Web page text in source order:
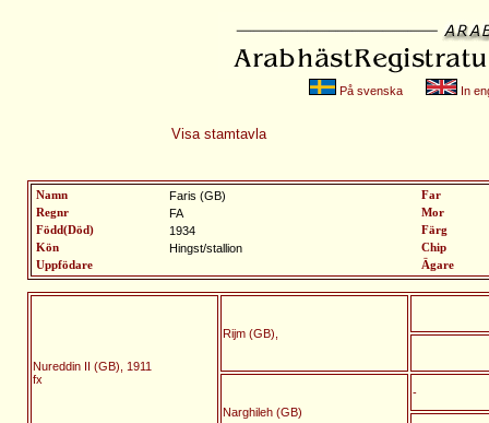
På svenska In
Visa stamtavla
Namn Faris (GB)
Far
Regnr
FA
Mor
Född(Död)
1934
Färg
Kön
Hingst/stallion
Chip
Uppfödare
Ägare
Nureddin II (GB), 1911
fx
Rijm (GB),
Narghileh (GB)
-